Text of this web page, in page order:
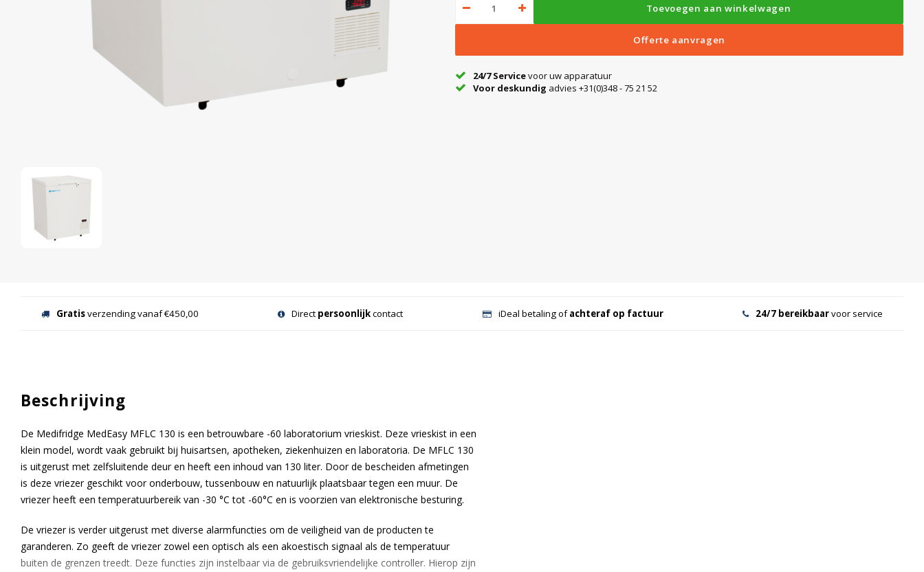
Toevoegen aan winkelwagen
Offerte aanvragen
24/7 Servicevoor uw apparatuur
Voor deskundig advies +31(0)348 - 75 21 52
Gratisverzending vanaf €450,00 Direct persoonlijkcontact iDeal betaling ofachteraf op factuur 24/7 bereikbaarvoor service
Beschrijving
De Medifridge MedEasy MFLC 130 is een betrouwbare -60 laboratorium vrieskist. Deze vrieskist in een
klein model, wordt vaak gebruikt bij huisartsen, apotheken, ziekenhuizen en laboratoria. De MFLC 130
is uitgerust met zelfsluitende deur en heeft een inhoud van 130 liter. Door de bescheiden afmetingen
is deze vriezer geschikt voor onderbouw, tussenbouw en natuurlijk plaatsbaar tegen een muur. De
vriezer heeft een temperatuurbereik van -30 °C tot -60°C en is voorzien van elektronische besturing.
De vriezer is verder uitgerust met diverse alarmfuncties om de veiligheid van de producten te
garanderen. Zo geeft de vriezer zowel een optisch als een akoestisch signaal als de temperatuur
buiten de grenzen treedt. Deze functies zijn instelbaar via de gebruiksvriendelijke controller. Hierop zijn